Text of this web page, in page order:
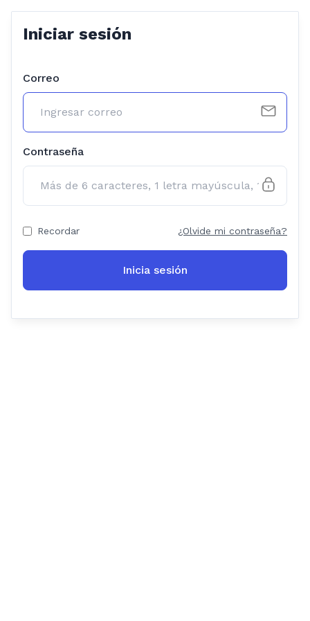
Iniciar sesión
Correo
Contraseña
Recordar ¿Olvide mi contraseña?